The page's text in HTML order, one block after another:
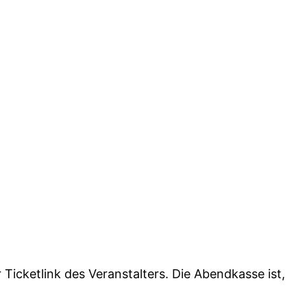
des Veranstalters. Die Abendkasse ist,